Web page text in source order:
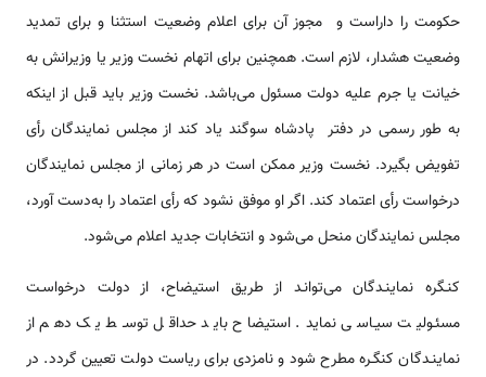
حکومت را داراست و مجوز آن برای اعلام وضعیت استثنا و برای تمدید
وضعیت هشدار، لازم است. همچنین برای اتهام نخست وزیر یا وزیرانش به
خیانت یا جرم علیه دولت مسئول می‌باشد. نخست وزیر باید قبل از اینکه
به طور رسمی در دفتر پادشاه سوگند یاد کند از مجلس نمایندگان رأی
تفویض بگیرد. نخست وزیر ممکن است در هر زمانی از مجلس نمایندگان
درخواست رأی اعتماد کند. اگر او موفق نشود که رأی اعتماد را به‌دست آورد،
مجلس نمایندگان منحل می‌شود و انتخابات جدید اعلام می‌شود.
کنـگره نماینـدگان می‌توانـد از طریق استیضاح، از دولت درخواسـت
مسئـولیت سیـاسی نماید. استیضاح باید حداقل توسـط یک دهم از
نماینـدگان کنگـره مطرح شود و نامزدی برای ریاست دولت تعیین گردد. در